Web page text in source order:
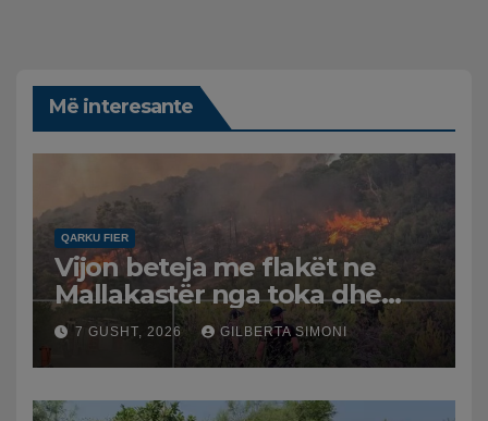
Më interesante
QARKU FIER
Vijon beteja me flakët ne
Mallakastër nga toka dhe
nga ajri me dy helikopterë.
7 GUSHT, 2026 GILBERTA SIMONI